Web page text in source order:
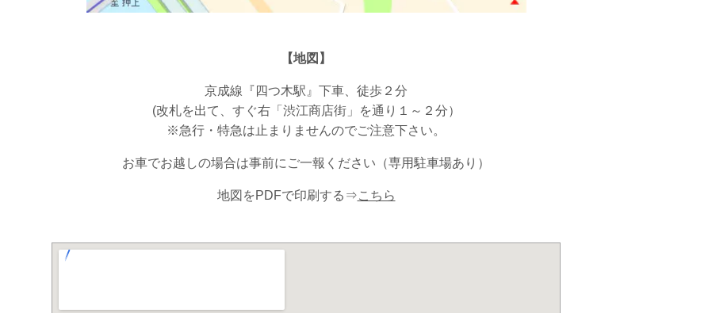
【地図】
京成線『四つ木駅』下車、徒歩２分
(改札を出て、すぐ右「渋江商店街」を通り１～２分）
※急行・特急は止まりませんのでご注意下さい。
お車でお越しの場合は事前にご一報ください（専用駐車場あり）
地図をPDFで印刷する⇒こちら